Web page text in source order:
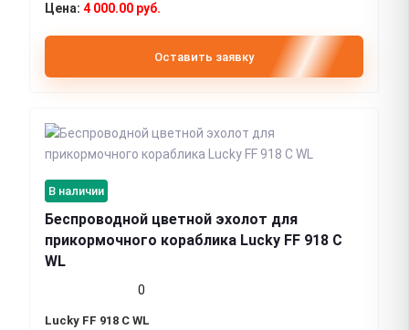
4 000.00 руб.
Оставить заявку
В наличии
Беспроводной цветной эхолот для
прикормочного кораблика Lucky FF 918 C
WL
0
Lucky FF 918 C WL